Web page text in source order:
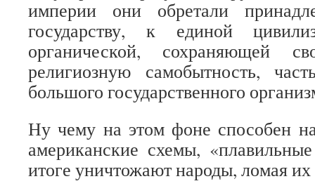
империи они обретали
государству, к единой
органической, сохраняющей
религиозную самобытность,
большого государственного
Ну чему на этом фоне способен
американские схемы,
итоге уничтожают народы, ломая их